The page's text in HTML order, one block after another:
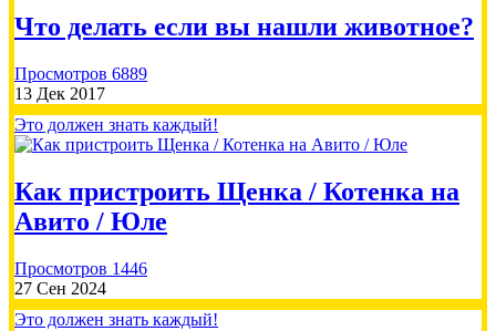
500.00 RUB
Елена 2026-07-30
500.00 RUB
Что делать если вы нашли животное?
Просмотров 6889
13 Дек 2017
Это должен знать каждый!
Как пристроить Щенка / Котенка на
Авито / Юле
Просмотров 1446
27 Сен 2024
Это должен знать каждый!